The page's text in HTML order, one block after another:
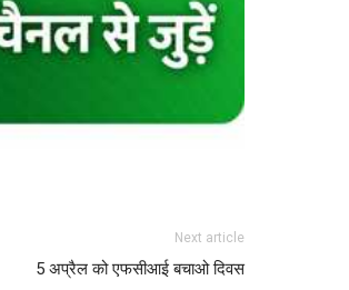
Next article
5 अप्रैल को एफसीआई बचाओ दिवस